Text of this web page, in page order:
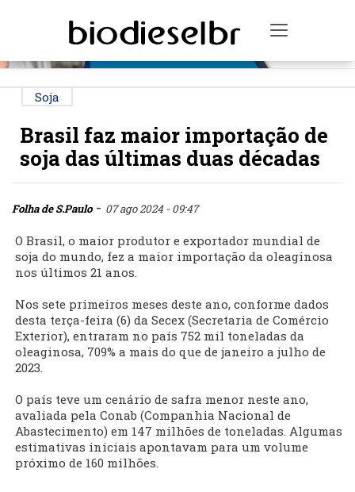
Toggle
Soja
Brasil faz maior importação de
soja das últimas duas décadas
Folha de S.Paulo- 07 ago 2024 - 09:47
O Brasil, o maior produtor e exportador mundial de
soja do mundo, fez a maior importação da oleaginosa
nos últimos 21 anos.
Nos sete primeiros meses deste ano, conforme dados
desta terça-feira (6) da Secex (Secretaria de Comércio
Exterior), entraram no país 752 mil toneladas da
oleaginosa, 709% a mais do que de janeiro a julho de
2023.
O país teve um cenário de safra menor neste ano,
avaliada pela Conab (Companhia Nacional de
Abastecimento) em 147 milhões de toneladas. Algumas
estimativas iniciais apontavam para um volume
próximo de 160 milhões.